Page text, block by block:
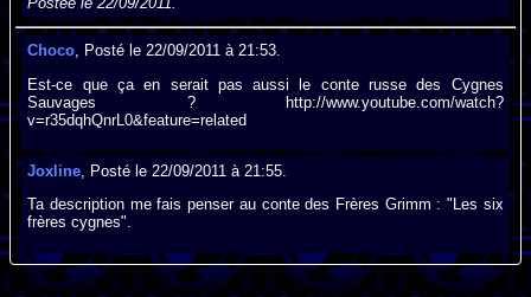
Choco, Posté le 22/09/2011 à 21:53.
Est-ce que ça en serait pas aussi le conte russe des Cygnes
Sauvages ? http://www.youtube.com/watch?
v=r35dqhQnrL0&feature=related
Joxline, Posté le 22/09/2011 à 21:55.
Ta description me fais penser au conte des Frères Grimm : "Les six
frères cygnes".